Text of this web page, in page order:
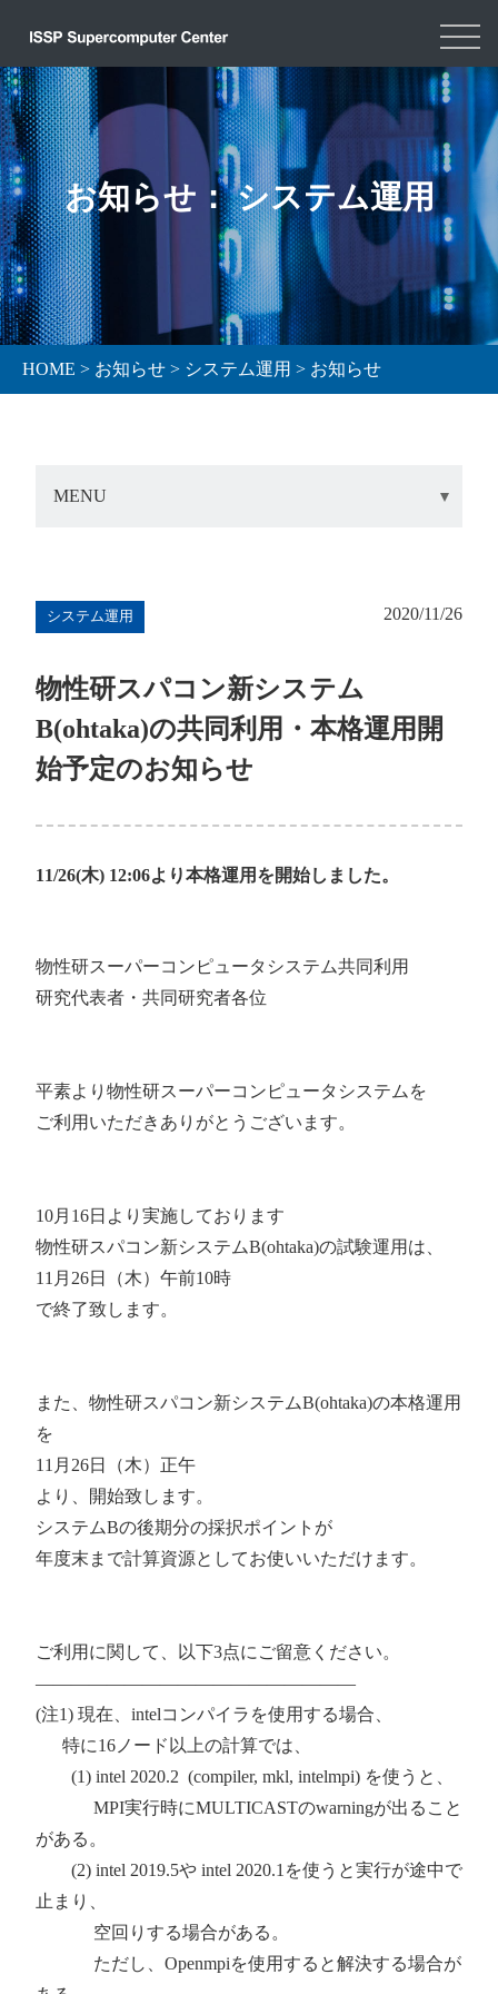
お知らせ： システム運用
HOME > お知らせ > システム運用 > お知らせ
MENU
システム運用 2020/11/26
物性研スパコン新システム
B(ohtaka)の共同利用・本格運用開
始予定のお知らせ
11/26(木) 12:06より本格運用を開始しました。
物性研スーパーコンピュータシステム共同利用
研究代表者・共同研究者各位
平素より物性研スーパーコンピュータシステムを
ご利用いただきありがとうございます。
10月16日より実施しております
物性研スパコン新システムB(ohtaka)の試験運用は、
11月26日（木）午前10時
で終了致します。
また、物性研スパコン新システムB(ohtaka)の本格運用
を
11月26日（木）正午
より、開始致します。
システムBの後期分の採択ポイントが
年度末まで計算資源としてお使いいただけます。
ご利用に関して、以下3点にご留意ください。
——————————————————
(注1) 現在、intelコンパイラを使用する場合、
特に16ノード以上の計算では、
(1) intel 2020.2 (compiler, mkl, intelmpi) を使うと、
MPI実行時にMULTICASTのwarningが出ること
がある。
(2) intel 2019.5や intel 2020.1を使うと実行が途中で
止まり、
空回りする場合がある。
ただし、Openmpiを使用すると解決する場合が